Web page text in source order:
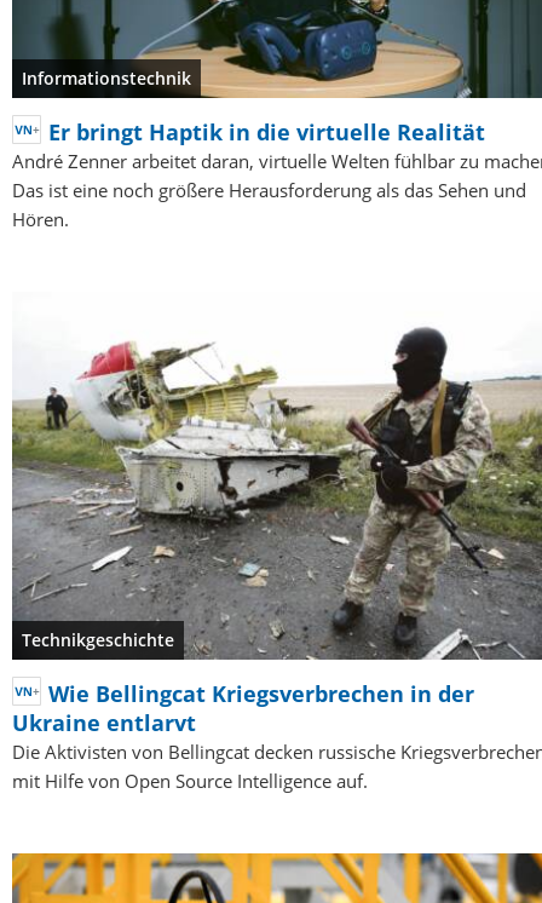
Informationstechnik
Er bringt Haptik in die virtuelle Realität
André Zenner arbeitet daran, virtuelle Welten fühlbar zu
Das ist eine noch größere Herausforderung als das Sehen und
Hören.
Technikgeschichte
Wie Bellingcat Kriegsverbrechen in der
Ukraine entlarvt
Die Aktivisten von Bellingcat decken russische
mit Hilfe von Open Source Intelligence auf.